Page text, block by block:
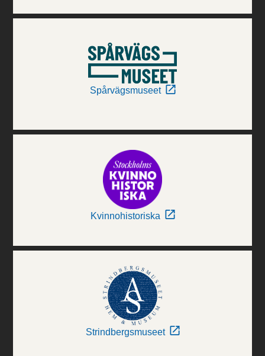
Spårvägsmuseet
Kvinnohistoriska
Strindbergsmuseet